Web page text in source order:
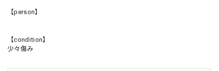
【person】
【condition】
少々傷み